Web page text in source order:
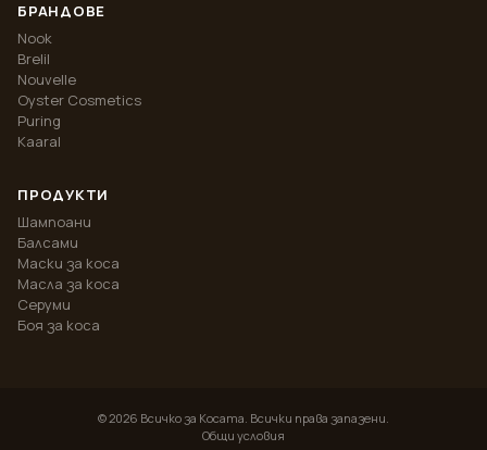
БРАНДОВЕ
Nook
Brelil
Nouvelle
Oyster Cosmetics
Puring
Kaaral
ПРОДУКТИ
Шампоани
Балсами
Маски за коса
Масла за коса
Серуми
Боя за коса
©2026 Всичко за Косата. Всички права запазени.
Общи условия